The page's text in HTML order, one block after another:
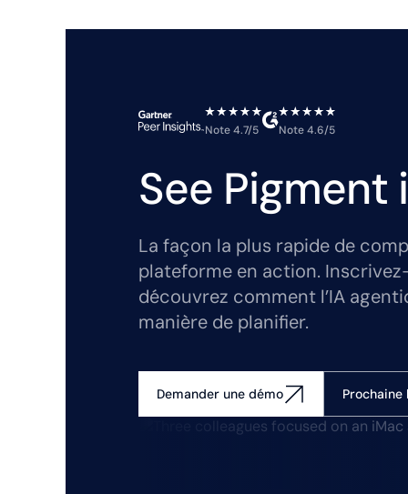
Note 4.7/5 Note 4.6/5
See Pigment
La façon la plus rapide de
plateforme en action.
découvrez comment l’IA
manière de planifier.
Demander une démo Prochaine